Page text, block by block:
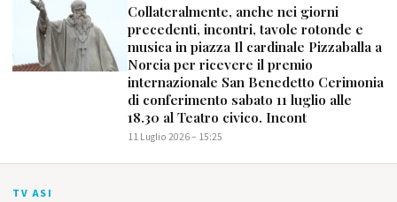
Collateralmente, anche nei giorni
precedenti, incontri, tavole rotonde e
musica in piazza Il cardinale Pizzaballa a
Norcia per ricevere il premio
internazionale San Benedetto Cerimonia
di conferimento sabato 11 luglio alle
18.30 al Teatro civico. Incont
11 Luglio 2026 – 15:25
TV ASI